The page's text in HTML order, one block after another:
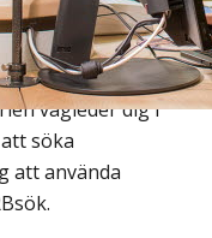
för hjälp med
vägleder dig i
söka
att använda